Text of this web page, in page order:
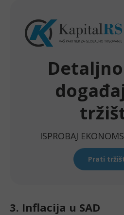
3. Inflacija u SAD